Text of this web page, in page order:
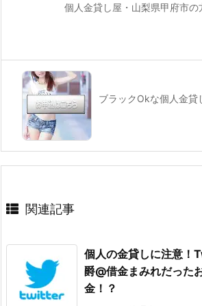
個人金貸し屋・山梨県甲府市の
ブラックOkな個人金貸
関連記事
個人の金貸しに注意！
爵@借金まみれだった
金！？